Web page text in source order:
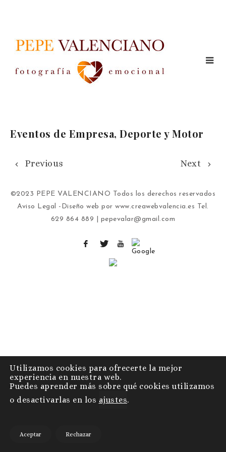
Eventos de Empresa, Deporte y Motor
Previous Next
©2023 PEPE VALENCIANO Todos los derechos reservados
Aviso Legal -Diseño web porwww.creawebvalencia.es Tel.
629 864 889 | pepevalar@gmail.com
Utilizamos cookies para ofrecerte la mejor
experiencia en nuestra web.
Puedes aprender más sobre qué cookies utilizamos
o desactivarlas en los ajustes.
Aceptar Rechazar